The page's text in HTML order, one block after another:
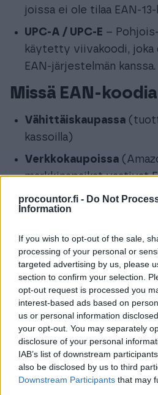
procountor.fi - Do Not
Information
If you wish to opt-out of the sale,
processing of your personal or
targeted advertising by us, please
section to confirm your selection.
opt-out request is processed you
interest-based ads based on
us or personal information
your opt-out. You may separately
disclosure of your personal
IAB’s list of downstream
also be disclosed by us to third
Downstream Participants that may
joissa ei ole tilaa EAN-
UPC-A / UPC-E –
käytetty viivakoodi,
EAN-järjestelmän kanssa.
Missä EAN-
Vähittäiskaupassa
kassoilla)
Verkkokaupoissa
markkinapaikat vaativat
tuotteille)
Logistiikassa ja
Lääketeollisuudessa ja
Miten EAN-koodi
Yritys voi hankkiaGS1-
koodin, joka rekisteröidään
liitetään tiettyyn